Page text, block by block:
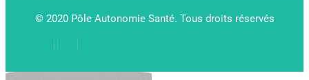
© 2020 Pôle Autonomie Santé. Tous droits réservés